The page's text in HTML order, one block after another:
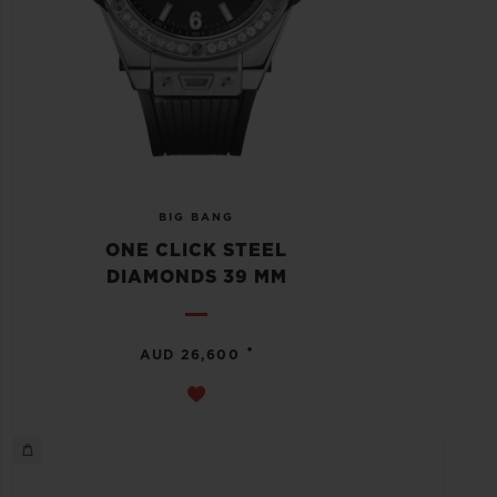
BIG BANG
ONE CLICK STEEL
DIAMONDS 39 MM
AUD 26,600 •